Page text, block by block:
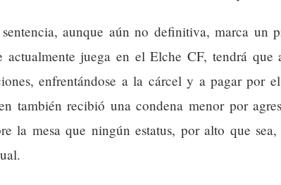
aunque aún no definitiva, marca un
actualmente juega en el Elche CF, tendrá que
enfrentándose a la cárcel y a pagar por
también recibió una condena menor por
la mesa que ningún estatus, por alto que